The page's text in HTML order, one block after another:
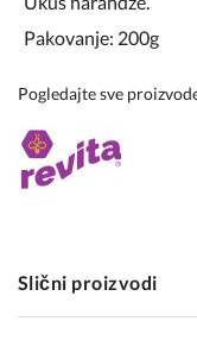
Pakovanje: 200g
Pogledajte sve
Slični proizvodi